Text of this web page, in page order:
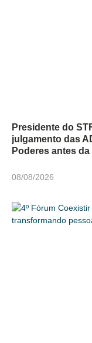
Presidente do
julgamento das
Poderes antes
08/08/2026